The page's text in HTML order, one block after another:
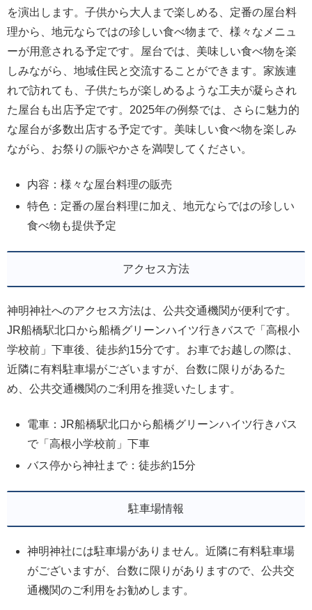
を演出します。子供から大人まで楽しめる、定番の屋台料
理から、地元ならではの珍しい食べ物まで、様々なメニュ
ーが用意される予定です。屋台では、美味しい食べ物を楽
しみながら、地域住民と交流することができます。家族連
れで訪れても、子供たちが楽しめるような工夫が凝らされ
た屋台も出店予定です。2025年の例祭では、さらに魅力的
な屋台が多数出店する予定です。美味しい食べ物を楽しみ
ながら、お祭りの賑やかさを満喫してください。
内容：様々な屋台料理の販売
特色：定番の屋台料理に加え、地元ならではの珍しい
食べ物も提供予定
アクセス方法
神明神社へのアクセス方法は、公共交通機関が便利です。
JR船橋駅北口から船橋グリーンハイツ行きバスで「高根小
学校前」下車後、徒歩約15分です。お車でお越しの際は、
近隣に有料駐車場がございますが、台数に限りがあるた
め、公共交通機関のご利用を推奨いたします。
電車：JR船橋駅北口から船橋グリーンハイツ行きバス
で「高根小学校前」下車
バス停から神社まで：徒歩約15分
駐車場情報
神明神社には駐車場がありません。近隣に有料駐車場
がございますが、台数に限りがありますので、公共交
通機関のご利用をお勧めします。